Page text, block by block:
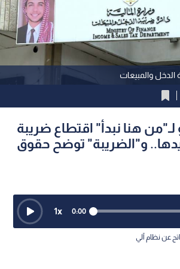
الدخل والمبيعات
هنا نبدأ" اقتطاع ضريبة
و"الضريبة" توضح حقوق
0:00
1x
عن نظام آلي